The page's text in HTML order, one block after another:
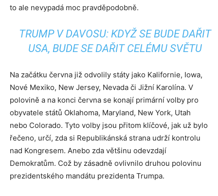
to ale nevypadá moc pravděpodobně.
TRUMP V DAVOSU: KDYŽ SE BUDE DAŘIT
USA, BUDE SE DAŘIT CELÉMU SVĚTU
Na začátku června již odvolily státy jako Kalifornie, Iowa,
Nové Mexiko, New Jersey, Nevada či Jižní Karolína. V
polovině a na konci června se konají primární volby pro
obyvatele států Oklahoma, Maryland, New York, Utah
nebo Colorado. Tyto volby jsou přitom klíčové, jak už bylo
řečeno, určí, zda si Republikánská strana udrží kontrolu
nad Kongresem. Anebo zda většinu odevzdají
Demokratům. Což by zásadně ovlivnilo druhou polovinu
prezidentského mandátu prezidenta Trumpa.